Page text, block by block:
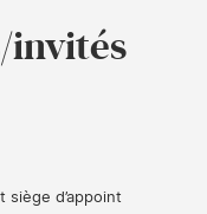
invités
d’appoint